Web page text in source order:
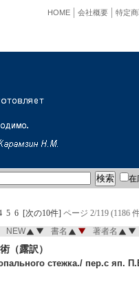
特定
会社概要
HOME
在
5 6 [次の10件] ページ 2/119 (1186
NEW 書名 著者名
（露訳）
стежка./ пер.с яп.